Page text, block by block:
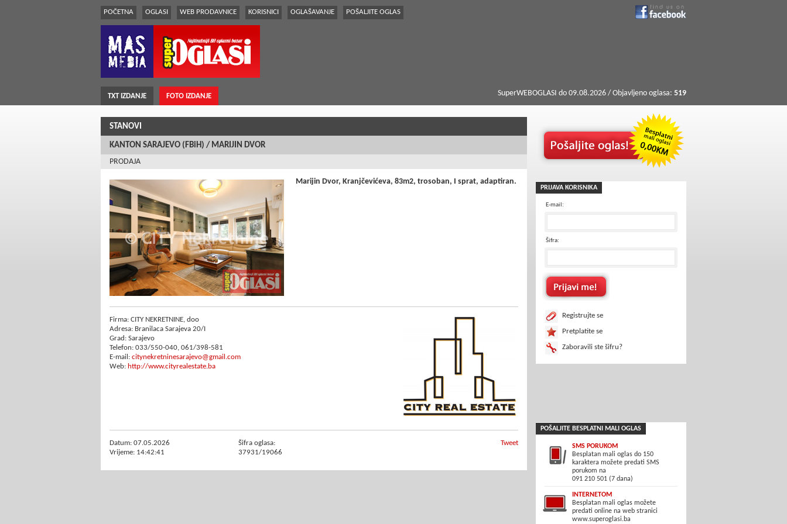
POČETNA OGLASI WEB PRODAVNICE KORISNICI OGLAŠAVANJE POŠALJITE OGLAS
TXT IZDANJE FOTO IZDANJE SuperWEBOGLASI do 09.08.2026 / Objavljeno oglasa: 519
STANOVI
KANTON SARAJEVO (FBiH) / MARIJIN DVOR
PRODAJA
Marijin Dvor, Kranjčevićeva, 83m2, trosoban, I sprat, adaptiran.
Firma: CITY NEKRETNINE, doo
Adresa: Branilaca Sarajeva 20/I
Grad: Sarajevo
Telefon: 033/550-040, 061/398-581
E-mail: citynekretninesarajevo@gmail.com
Web: http://www.cityrealestate.ba
Datum: 07.05.2026
Vrijeme: 14:42:41
Šifra oglasa:
37931/19066
Tweet
PRIJAVA KORISNIKA
E-mail:
Šifra:
Registrujte se
Pretplatite se
Zaboravili ste šifru?
POŠALJITE BESPLATNI MALI OGLAS
SMS PORUKOM
Besplatan mali oglas do 150
karaktera možete predati SMS
porukom na
091 210 501 (7 dana)
INTERNETOM
Besplatan mali oglas možete
predati online na web stranici
www.superoglasi.ba